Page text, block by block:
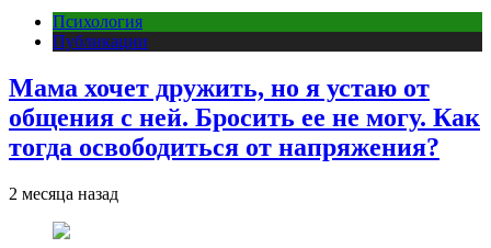
Психология
Публикации
Мама хочет дружить, но я устаю от
общения с ней. Бросить ее не могу. Как
тогда освободиться от напряжения?
2 месяца назад